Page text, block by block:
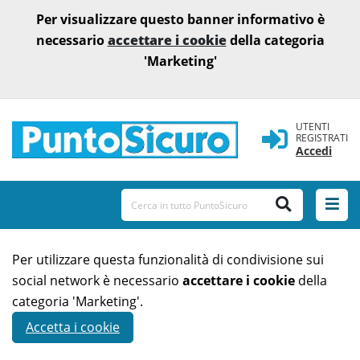
Per visualizzare questo banner informativo è
necessarioaccettare i cookiedella categoria
'Marketing'
UTENTI
REGISTRATI
Accedi
Per utilizzare questa funzionalità di condivisione sui
social network è necessario accettare i cookie della
categoria 'Marketing'.
Accetta i cookie